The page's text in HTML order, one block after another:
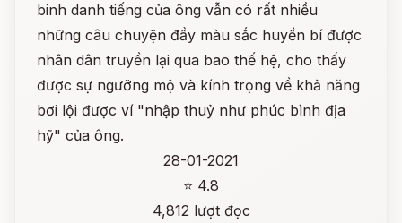
binh danh tiếng của ông vẫn có rất nhiều
những câu chuyện đầy màu sắc huyền bí được
nhân dân truyền lại qua bao thế hệ, cho thấy
được sự ngưỡng mộ và kính trọng về khả năng
bơi lội được ví "nhập thuỷ như phúc bình địa
hỹ" của ông.
28-01-2021
⭐ 4.8
4,812 lượt đọc